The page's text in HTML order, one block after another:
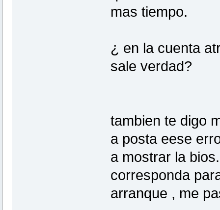
mas tiempo.
¿ en la cuenta
sale verdad?
tambien te digo
a posta eese
a mostrar la
corresponda
arranque , me